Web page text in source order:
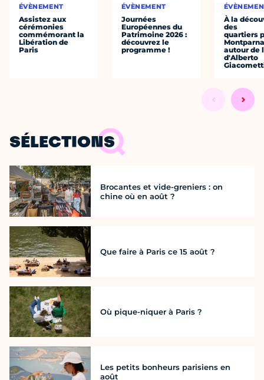
ÉVÈNEMENT
Assistez aux
cérémonies
commémorant la
Libération de
Paris
ÉVÈNEMENT
Journées
Européennes du
Patrimoine 2026 :
découvrez le
programme !
À la
des
quartiers
autour de
d'Alberto
SÉLECTIONS
Brocantes et vide-greniers : on
chine où en août ?
Que faire à Paris ce 15 août ?
Où pique-niquer à Paris ?
Les petits bonheurs parisiens en
août